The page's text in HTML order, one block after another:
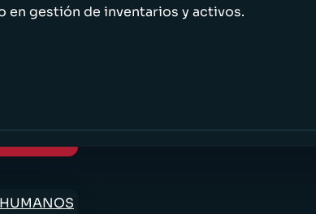
en gestión de inventarios y activos.